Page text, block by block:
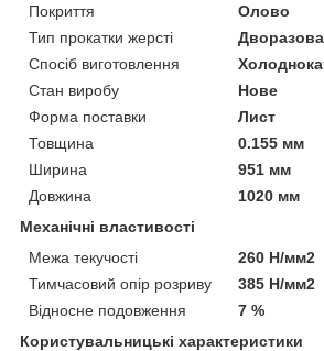
Покриття
Олово
Тип прокатки жерсті
Дворазова
Спосіб виготовлення
Стан виробу
Нове
Форма поставки
Лист
Товщина
0.155 мм
Ширина
951 мм
Довжина
1020 мм
Механічні властивості
Межа текучості
260 Н/мм2
Тимчасовий опір розриву
385 Н/мм2
Відносне подовження
7 %
Користувальницькі характеристики